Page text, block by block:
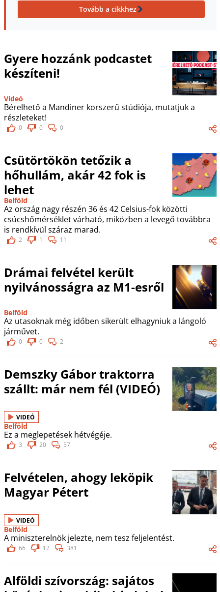
Tovább a cikkhez
Gyere hozzánk podcastet
készíteni!
Videó
Bérelhető a Mandiner korszerű stúdiója, mutatjuk a
részleteket!
0 0 0
Csütörtökön tetőzik a
hőhullám, akár 42 fok is
lehet
Belföld
Az ország nagy részén 36 és 42 Celsius-fok közötti
csúcshőmérséklet várható, miközben a levegő továbbra
is rendkívül száraz marad.
2 1 11
Drámai felvétel került
nyilvánosságra az M1-esről
Belföld
Az utasoknak még időben sikerült elhagyniuk a lángoló
járművet.
0 0 2
Demszky Gábor traktorra
szállt: már nem fél (VIDEÓ)
VIDEÓ
Belföld
Ez a meglepetések hétvégéje.
3 20 57
Felvételen, ahogy leköpik
Magyar Pétert
VIDEÓ
Belföld
A miniszterelnök jelezte, nem tesz feljelentést.
66 12 381
Alföldi szívország: sajátos